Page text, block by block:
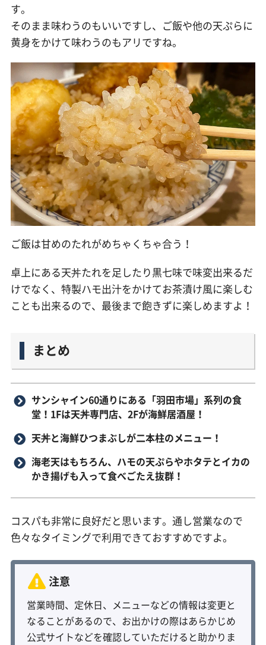
す。
そのまま味わうのもいいですし、ご飯や他の天ぷらに
黄身をかけて味わうのもアリですね。
ご飯は甘めのたれがめちゃくちゃ合う！
卓上にある天丼たれを足したり黒七味で味変出来るだ
けでなく、特製ハモ出汁をかけてお茶漬け風に楽しむ
ことも出来るので、最後まで飽きずに楽しめますよ！
まとめ
サンシャイン60通りにある「羽田市場」系列の食
堂！1Fは天丼専門店、2Fが海鮮居酒屋！
天丼と海鮮ひつまぶしが二本柱のメニュー！
海老天はもちろん、ハモの天ぷらやホタテとイカの
かき揚げも入って食べごたえ抜群！
コスパも非常に良好だと思います。通し営業なので
色々なタイミングで利用できておすすめですよ。
営業時間、定休日、メニューなどの情報は変更と
なることがあるので、お出かけの際はあらかじめ
公式サイトなどを確認していただけると助かりま